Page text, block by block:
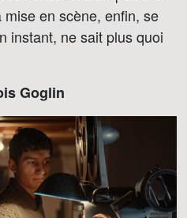
en scène, enfin, se
instant, ne sait plus quoi
Goglin